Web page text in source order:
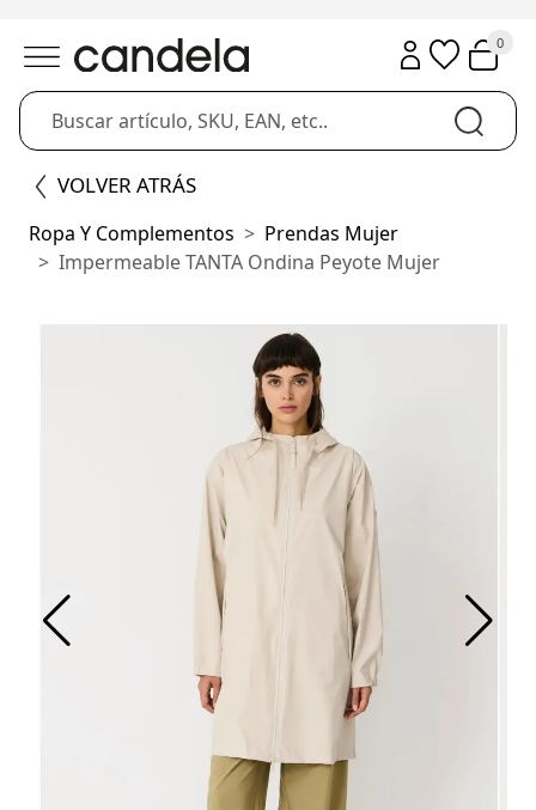
0
VOLVER ATRÁS
Ropa Y Complementos
Prendas Mujer
Impermeable TANTA Ondina Peyote Mujer